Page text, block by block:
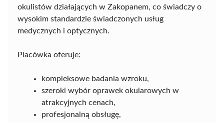
okulistów działających w Zakopanem, co świadczy o
wysokim standardzie świadczonych usług
medycznych i optycznych.
Placówka oferuje:
kompleksowe badania wzroku,
szeroki wybór oprawek okularowych w
atrakcyjnych cenach,
profesjonalną obsługę,